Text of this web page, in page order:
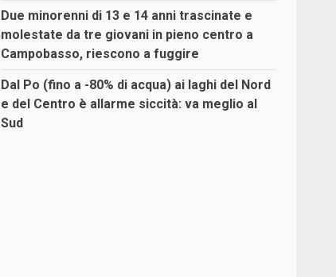
Due minorenni di 13 e 14 anni trascinate e
molestate da tre giovani in pieno centro a
Campobasso, riescono a fuggire
Dal Po (fino a -80% di acqua) ai laghi del Nord
e del Centro è allarme siccità: va meglio al
Sud